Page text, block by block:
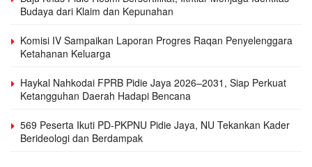
Budaya dari Klaim dan Kepunahan
Komisi IV Sampaikan Laporan Progres Raqan Penyelenggara
Ketahanan Keluarga
Haykal Nahkodai FPRB Pidie Jaya 2026–2031, Siap Perkuat
Ketangguhan Daerah Hadapi Bencana
569 Peserta Ikuti PD-PKPNU Pidie Jaya, NU Tekankan Kader
Berideologi dan Berdampak